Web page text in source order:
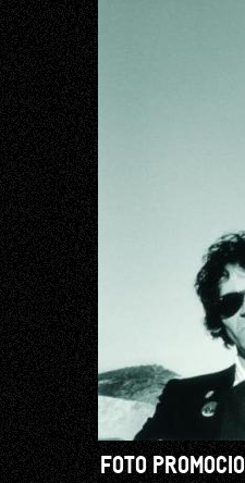
FOTO